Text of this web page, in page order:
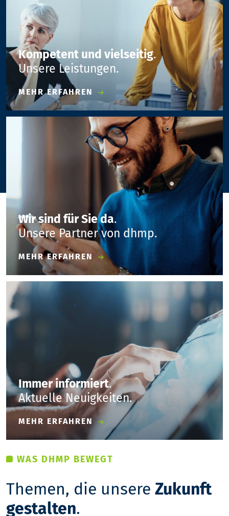
Kompetent und vielseitig.
Unsere Leistungen.
MEHR ERFAHREN
Wir sind für Sie da.
Unsere Partner von dhmp.
MEHR ERFAHREN
Immer informiert.
Aktuelle Neuigkeiten.
MEHR ERFAHREN
WAS DHMP BEWEGT
Themen, die unsere Zukunft
gestalten.